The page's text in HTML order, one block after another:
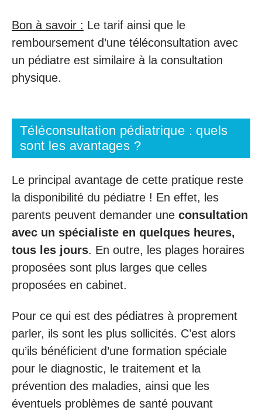
Bon à savoir : Le tarif ainsi que le
remboursement d’une téléconsultation avec
un pédiatre est similaire à la consultation
physique.
Téléconsultation pédiatrique : quels
sont les avantages ?
Le principal avantage de cette pratique reste
la disponibilité du pédiatre ! En effet, les
parents peuvent demander une consultation
avec un spécialiste en quelques heures,
tous les jours. En outre, les plages horaires
proposées sont plus larges que celles
proposées en cabinet.
Pour ce qui est des pédiatres à proprement
parler, ils sont les plus sollicités. C’est alors
qu’ils bénéficient d’une formation spéciale
pour le diagnostic, le traitement et la
prévention des maladies, ainsi que les
éventuels problèmes de santé pouvant